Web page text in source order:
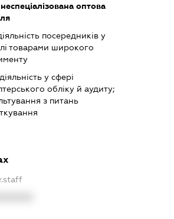
оптова
посередників у
товарами широкого
у сфері
обліку й аудиту;
з питань